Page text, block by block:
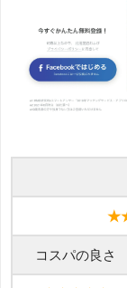
コスパの良さ